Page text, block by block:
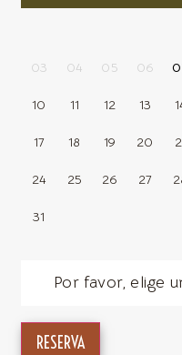
03 04 05 06
10 11 12 13
17 18 19 20
24 25 26 27
31
Por favor, elige
RESERVA